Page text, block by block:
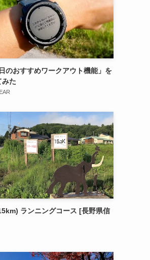
のおすすめワークアウト機能」を
みた
ランニングコース [長野県信